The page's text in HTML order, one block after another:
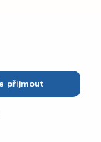
přijmout